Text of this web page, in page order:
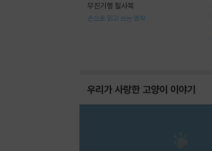
무진기행 필사북
손으로 읽고 쓰는 명작
우리가 사랑한 고양이 이야기